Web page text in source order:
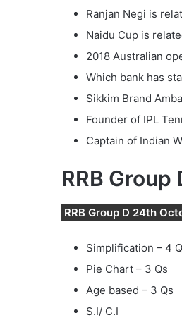
Ranjan Negi is
Naidu Cup is
2018 Australian
Which bank has
Sikkim Brand
Founder of IPL
Captain of Indian
RRB
RRB Group D 24th
Simplification – 4
Pie Chart – 3 Qs
Age based – 3 Qs
S.I/ C.I